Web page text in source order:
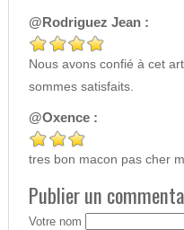
@Rodriguez Jean :
Nous avons confié à cet
sommes satisfaits.
@Oxence :
tres bon macon pas cher
Publier un
Votre nom